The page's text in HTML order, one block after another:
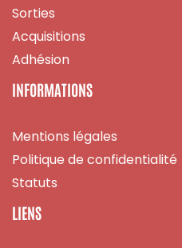
Sorties
Acquisitions
Adhésion
INFORMATIONS
Mentions légales
Politique de confidentialité
Statuts
LIENS